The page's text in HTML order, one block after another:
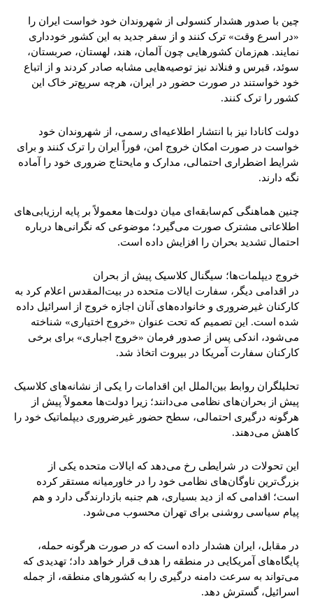
چین با صدور هشدار کنسولی از شهروندان خود خواست ایران را
«در اسرع وقت» ترک کنند و از سفر جدید به این کشور خودداری
نمایند. هم‌زمان کشورهایی چون آلمان، هند، لهستان، صربستان،
سوئد، قبرس و فنلاند نیز توصیه‌هایی مشابه صادر کردند و از اتباع
خود خواستند در صورت حضور در ایران، هرچه سریع‌تر خاک این
کشور را ترک کنند.
دولت کانادا نیز با انتشار اطلاعیه‌ای رسمی، از شهروندان خود
خواست در صورت امکان خروج امن، فوراً ایران را ترک کنند و برای
شرایط اضطراری احتمالی، مدارک و مایحتاج ضروری خود را آماده
نگه دارند.
چنین هماهنگی کم‌سابقه‌ای میان دولت‌ها معمولاً بر پایه ارزیابی‌های
اطلاعاتی مشترک صورت می‌گیرد؛ موضوعی که نگرانی‌ها درباره
احتمال تشدید بحران را افزایش داده است.
خروج دیپلمات‌ها؛ سیگنال کلاسیک پیش از بحران
در اقدامی دیگر، سفارت ایالات متحده در بیت‌المقدس اعلام کرد به
کارکنان غیرضروری و خانواده‌های آنان اجازه خروج از اسرائیل داده
شده است. این تصمیم که تحت عنوان «خروج اختیاری» شناخته
می‌شود، اندکی پس از صدور فرمان «خروج اجباری» برای برخی
کارکنان سفارت آمریکا در بیروت اتخاذ شد.
تحلیلگران روابط بین‌الملل این اقدامات را یکی از نشانه‌های کلاسیک
پیش از بحران‌های نظامی می‌دانند؛ زیرا دولت‌ها معمولاً پیش از
هرگونه درگیری احتمالی، سطح حضور غیرضروری دیپلماتیک خود را
کاهش می‌دهند.
این تحولات در شرایطی رخ می‌دهد که ایالات متحده یکی از
بزرگ‌ترین ناوگان‌های نظامی خود را در خاورمیانه مستقر کرده
است؛ اقدامی که از دید بسیاری، هم جنبه بازدارندگی دارد و هم
پیام سیاسی روشنی برای تهران محسوب می‌شود.
در مقابل، ایران هشدار داده است که در صورت هرگونه حمله،
پایگاه‌های آمریکایی در منطقه را هدف قرار خواهد داد؛ تهدیدی که
می‌تواند به سرعت دامنه درگیری را به کشورهای منطقه، از جمله
اسرائیل، گسترش دهد.